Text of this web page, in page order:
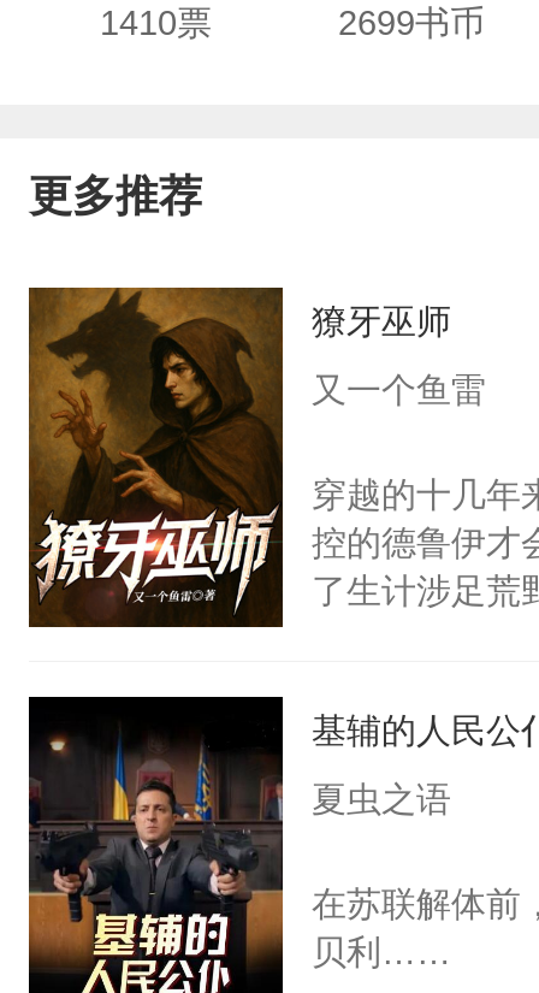
1410票 2699书币
更多推荐
獠牙巫师
又一个鱼雷
穿越的十几年
控的德鲁伊才
了生计涉足荒
基辅的人民公
夏虫之语
在苏联解体前
贝利……